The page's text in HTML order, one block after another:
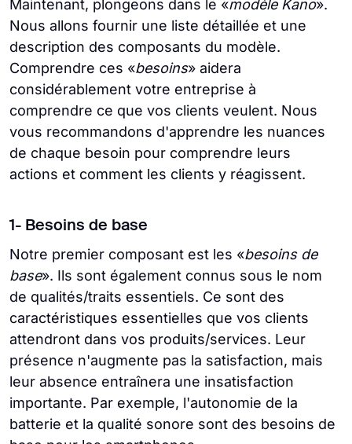
Maintenant, plongeons dans le «modèle Kano».
Nous allons fournir une liste détaillée et une
description des composants du modèle.
Comprendre ces «besoins» aidera
considérablement votre entreprise à
comprendre ce que vos clients veulent. Nous
vous recommandons d'apprendre les nuances
de chaque besoin pour comprendre leurs
actions et comment les clients y réagissent.
1- Besoins de base
Notre premier composant est les «besoins de
base». Ils sont également connus sous le nom
de qualités/traits essentiels. Ce sont des
caractéristiques essentielles que vos clients
attendront dans vos produits/services. Leur
présence n'augmente pas la satisfaction, mais
leur absence entraînera une insatisfaction
importante. Par exemple, l'autonomie de la
batterie et la qualité sonore sont des besoins de